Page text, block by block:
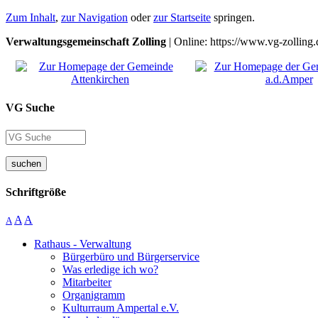
Zum Inhalt, zur Navigation oderzur Startseite springen.
Verwaltungsgemeinschaft Zolling | Online: https://www.vg-
VG Suche
suchen
Schriftgröße
A A A
Rathaus - Verwaltung
Bürgerbüro und Bürgerservice
Was erledige ich wo?
Mitarbeiter
Organigramm
Kulturraum Ampertal e.V.